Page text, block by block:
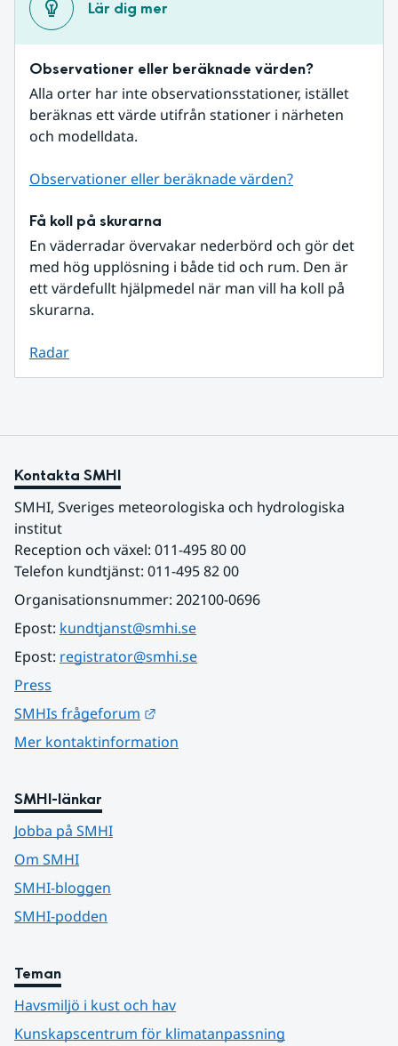
Lär dig mer
Observationer eller beräknade värden?
Alla orter har inte observationsstationer, istället
beräknas ett värde utifrån stationer i närheten
och modelldata.
Observationer eller beräknade värden?
Få koll på skurarna
En väderradar övervakar nederbörd och gör det
med hög upplösning i både tid och rum. Den är
ett värdefullt hjälpmedel när man vill ha koll på
skurarna.
Radar
Kontakta SMHI
SMHI, Sveriges meteorologiska och hydrologiska
institut
Reception och växel: 011-495 80 00
Telefon kundtjänst: 011-495 82 00
Organisationsnummer: 202100-0696
Epost: kundtjanst@smhi.se
Epost: registrator@smhi.se
Press
SMHIs frågeforum
Mer kontaktinformation
SMHI-länkar
Jobba på SMHI
Om SMHI
SMHI-bloggen
SMHI-podden
Teman
Havsmiljö i kust och hav
Kunskapscentrum för klimatanpassning